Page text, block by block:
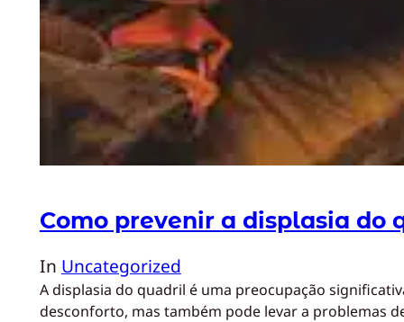
Como prevenir a displasia do
In Uncategorized
A displasia do quadril é uma preocupação
desconforto, mas também pode levar a problemas